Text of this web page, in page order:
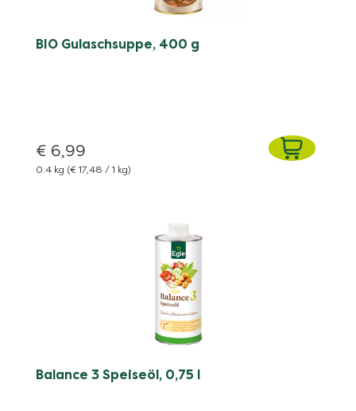
BIO Gulaschsuppe, 400 g
€ 6,99
0.4 kg (€ 17,48 / 1 kg)
Balance 3 Speiseöl, 0,75 l